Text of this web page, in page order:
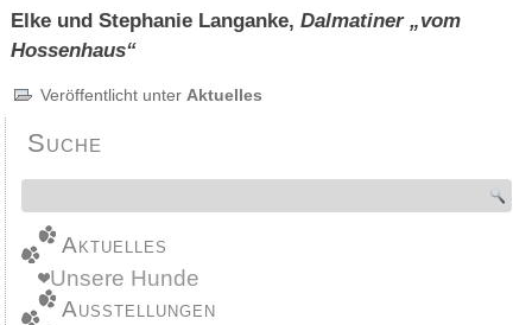
Elke und Stephanie Langanke,Dalmatiner „vom
Hossenhaus“
Veröffentlicht unter Aktuelles
Suche
Aktuelles
Unsere Hunde
Ausstellungen